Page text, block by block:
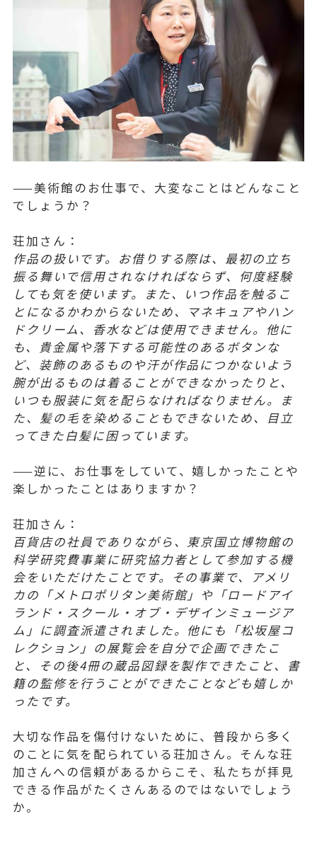
——美術館のお仕事で、大変なことはどんなこと
でしょうか？
荘加さん：
作品の扱いです。お借りする際は、最初の立ち
振る舞いで信用されなければならず、何度経験
しても気を使います。また、いつ作品を触るこ
とになるかわからないため、マネキュアやハン
ドクリーム、香水などは使用できません。他に
も、貴金属や落下する可能性のあるボタンな
ど、装飾のあるものや汗が作品につかないよう
腕が出るものは着ることができなかったりと、
いつも服装に気を配らなければなりません。ま
た、髪の毛を染めることもできないため、目立
ってきた白髪に困っています。
——逆に、お仕事をしていて、嬉しかったことや
楽しかったことはありますか？
荘加さん：
百貨店の社員でありながら、東京国立博物館の
科学研究費事業に研究協力者として参加する機
会をいただけたことです。その事業で、アメリ
カの「メトロポリタン美術館」や「ロードアイ
ランド・スクール・オブ・デザインミュージア
ム」に調査派遣されました。他にも「松坂屋コ
レクション」の展覧会を自分で企画できたこ
と、その後4冊の蔵品図録を製作できたこと、書
籍の監修を行うことができたことなども嬉しか
ったです。
大切な作品を傷付けないために、普段から多く
のことに気を配られている荘加さん。そんな荘
加さんへの信頼があるからこそ、私たちが拝見
できる作品がたくさんあるのではないでしょう
か。